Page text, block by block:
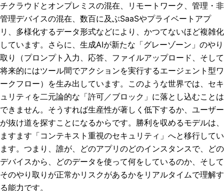
チクラウドとオンプレミスの混在、リモートワーク、管理・非
管理デバイスの混在、数百に及ぶSaaSやプライベートアプ
リ、多様化するデータ形式などにより、かつてないほど複雑化
しています。さらに、生成AIが新たな「グレーゾーン」のやり
取り（プロンプト入力、応答、ファイルアップロード、そして
将来的にはツール間でアクションを実行するエージェント型ワ
ークフロー）を生み出しています。このような世界では、セキ
ュリティを二元論的な「許可／ブロック」に落とし込むことは
できません。そうすれば生産性が著しく低下するか、ユーザー
が抜け道を探すことになるからです。勝利を収めるモデルは、
ますます「コンテキスト重視のセキュリティ」へと移行してい
ます。つまり、誰が、どのアプリのどのインスタンスで、どの
デバイスから、どのデータを使って何をしているのか、そして
そのやり取りが正常かリスクがあるかをリアルタイムで理解す
る能力です。